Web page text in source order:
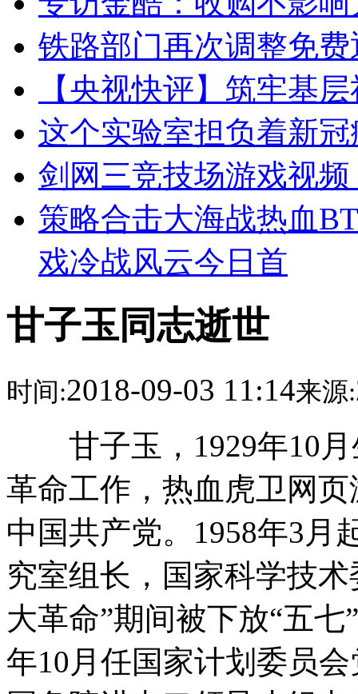
铁路部门再次调整免
【央视快评】筑牢基
这个实验室担负着新
剑网三竞技场游戏视
策略合击大海战热血
戏冷战风云今日首
甘子玉同志逝世
时间:2018-09-03 11:14来源:
甘子玉，1929年10月
革命工作，热血虎卫网
中国共产党。1958年3月
究室组长，国家科学技
大革命”期间被下放“五七
年10月任国家计划委员